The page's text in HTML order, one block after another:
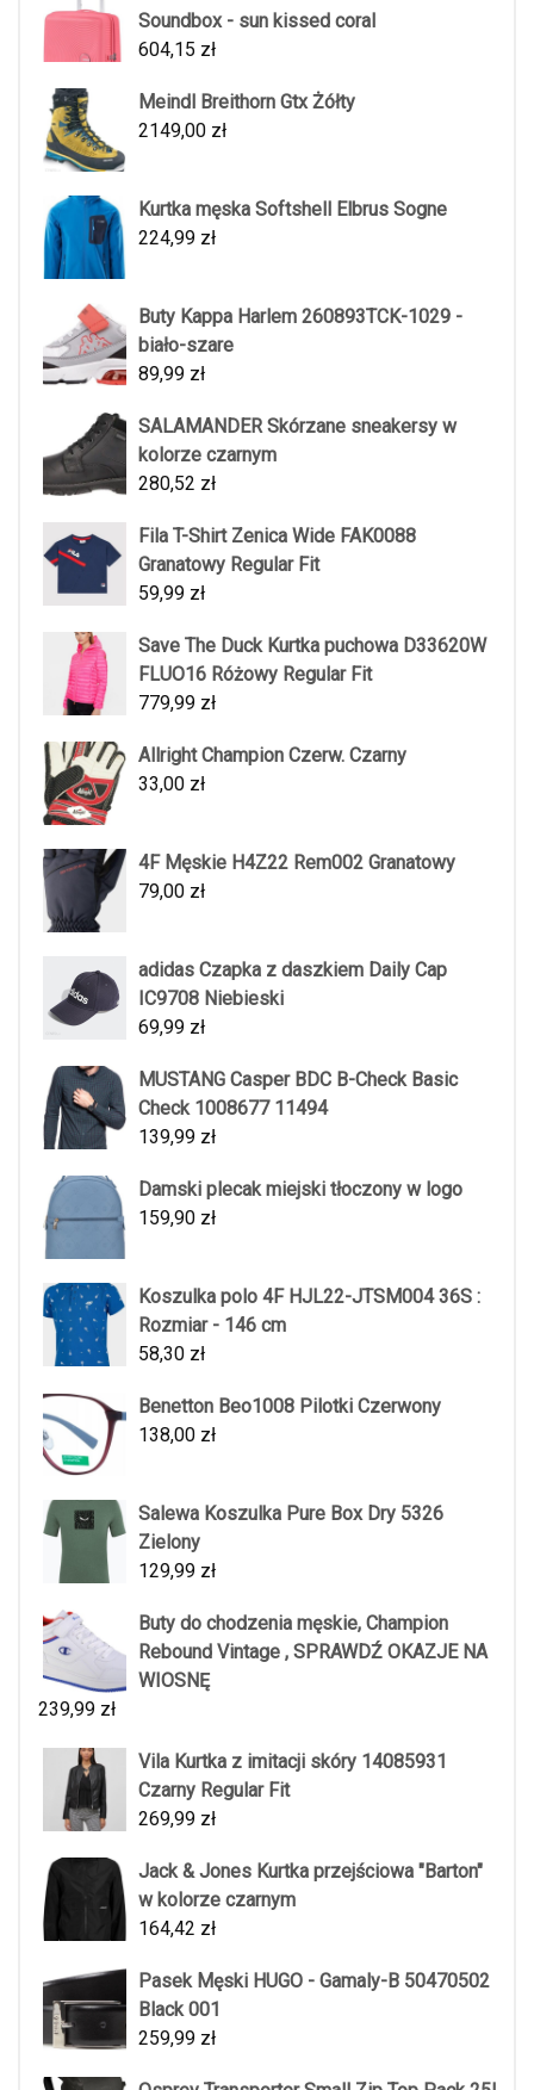
Soundbox - sun kissed coral
604,15 zł
Meindl Breithorn Gtx Żółty
2149,00 zł
Kurtka męska Softshell Elbrus Sogne
224,99 zł
Buty Kappa Harlem 260893TCK-1029 -
biało-szare
89,99 zł
SALAMANDER Skórzane sneakersy w
kolorze czarnym
280,52 zł
Fila T-Shirt Zenica Wide FAK0088
Granatowy Regular Fit
59,99 zł
Save The Duck Kurtka puchowa D33620W
FLUO16 Różowy Regular Fit
779,99 zł
Allright Champion Czerw. Czarny
33,00 zł
4F Męskie H4Z22 Rem002 Granatowy
79,00 zł
adidas Czapka z daszkiem Daily Cap
IC9708 Niebieski
69,99 zł
MUSTANG Casper BDC B-Check Basic
Check 1008677 11494
139,99 zł
Damski plecak miejski tłoczony w logo
159,90 zł
Koszulka polo 4F HJL22-JTSM004 36S :
Rozmiar - 146 cm
58,30 zł
Benetton Beo1008 Pilotki Czerwony
138,00 zł
Salewa Koszulka Pure Box Dry 5326
Zielony
129,99 zł
Buty do chodzenia męskie, Champion
Rebound Vintage , SPRAWDŹ OKAZJE NA
WIOSNĘ
239,99 zł
Vila Kurtka z imitacji skóry 14085931
Czarny Regular Fit
269,99 zł
Jack & Jones Kurtka przejściowa "Barton"
w kolorze czarnym
164,42 zł
Pasek Męski HUGO - Gamaly-B 50470502
Black 001
259,99 zł